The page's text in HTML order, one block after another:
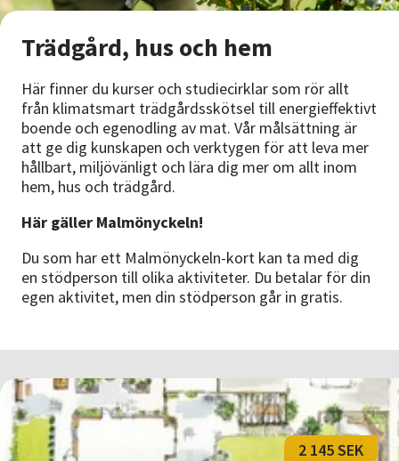
Nyheter
Avdelningar
Lyssna
Trädgård, hus och hem
Här finner du kurser och studiecirklar som rör allt
från klimatsmart trädgårdsskötsel till energieffektivt
boende och egenodling av mat. Vår målsättning är
att ge dig kunskapen och verktygen för att leva mer
hållbart, miljövänligt och lära dig mer om allt inom
hem, hus och trädgård.
Här gäller Malmönyckeln!
Du som har ett Malmönyckeln-kort kan ta med dig
en stödperson till olika aktiviteter. Du betalar för din
egen aktivitet, men din stödperson går in gratis.
2 145 SEK